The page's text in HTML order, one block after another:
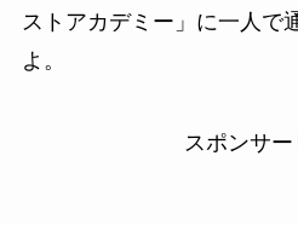
ストアカデミー」に一人で
よ。
スポンサー